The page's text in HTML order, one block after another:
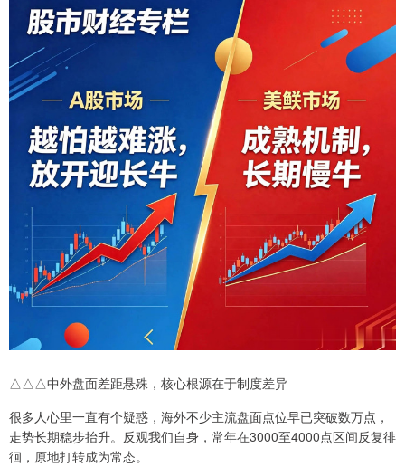
△△△中外盘面差距悬殊，核心根源在于制度差异
很多人心里一直有个疑惑，海外不少主流盘面点位早已突破数万点，
走势长期稳步抬升。反观我们自身，常年在3000至4000点区间反复徘
徊，原地打转成为常态。